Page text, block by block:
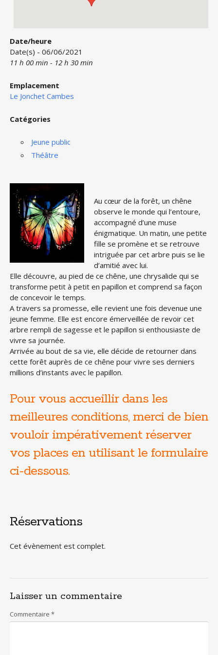
Date/heure
Date(s) - 06/06/2021
11 h 00 min - 12 h 30 min
Emplacement
Le Jonchet Cambes
Catégories
Jeune public
Théâtre
Au cœur de la forêt, un chêne
observe le monde qui l’entoure,
accompagné d’une muse
énigmatique. Un matin, une petite
fille se promène et se retrouve
intriguée par cet arbre puis se lie
d’amitié avec lui.
Elle découvre, au pied de ce chêne, une chrysalide qui se
transforme petit à petit en papillon et comprend sa façon
de concevoir le temps.
A travers sa promesse, elle revient une fois devenue une
jeune femme. Elle est encore émerveillée de revoir cet
arbre rempli de sagesse et le papillon si enthousiaste de
vivre sa journée.
Arrivée au bout de sa vie, elle décide de retourner dans
cette forêt auprès de ce chêne pour vivre ses derniers
millions d’instants avec le papillon.
Pour vous accueillir dans les
meilleures conditions, merci de bien
vouloir impérativement réserver
vos places en utilisant le formulaire
ci-dessous.
Réservations
Cet évènement est complet.
Laisser un commentaire
Commentaire *